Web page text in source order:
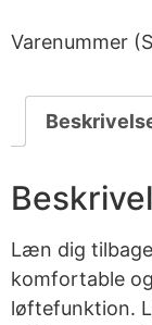
Varenummer
Læn dig
komfortable
løftefunktion.